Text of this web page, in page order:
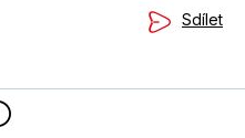
Sdílet